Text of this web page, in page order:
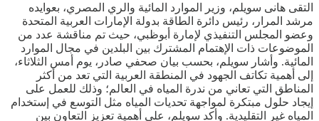
التقى هانى سويلم، وزير الموارد المائية والري المصري، بعوايده
مرشد المرار، رئيس دائرة الطاقة بدولة الإمارات العربية المتحدة
وعضو المجلس التنفيذي لإمارة أبوظبي، حيث تم مناقشة عدد من
الموضوعات ذات الإهتمام المشترك بين البلدين في مجال الموارد
المائية. وأشار سويلم، بحسب بيان صحفي صادر، يوم أمس الثلاثاء،
إلى أهمية تكاتف الجهود في المنطقة العربية التي تعد من أكثر
المناطق التي تعاني من ندرة المياه في العالم؛ وذلك للعمل على
إيجاد حلول مبتكرة لمواجهة تحديات المياه مثل التوسع في إستخدام
المياه غير التقليدية. وأكد سويلم، على أهمية تعزيز التعاون بين